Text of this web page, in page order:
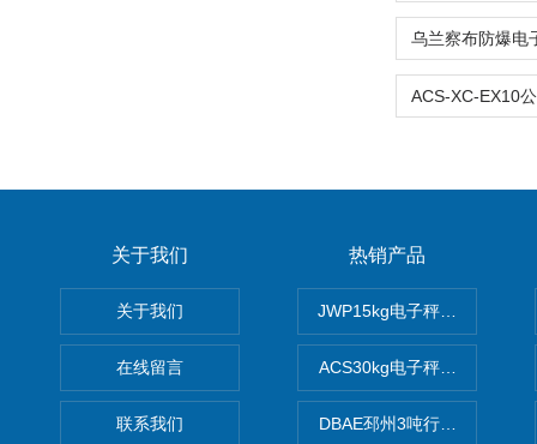
关于我们
关于我们
在线留言
联系我们
热销产品
JWP15kg电子秤价格,15公
ACS30kg电子秤价格,30公
DBAE邳州3吨行车电子吊秤